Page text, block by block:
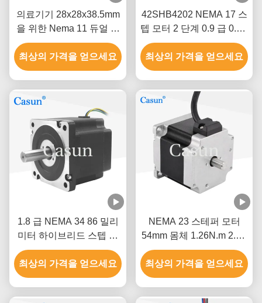
의료기기 28x28x38.5mm
을 위한 Nema 11 듀얼 원
축 스테핑 모터
최상의 가격을 얻으세요
42SHB4202 NEMA 17 스
텝 모터 2 단계 0.9 급 0.8A
0.13N.M 4는 현명한 장비
를 전보로 청구합니다
최상의 가격을 얻으세요
1.8 급 NEMA 34 86 밀리
미터 하이브리드 스텝 모
터 길이 5N.M Cnc 장비 스
테핑 모터
최상의 가격을 얻으세요
NEMA 23 스테퍼 모터
54mm 몸체 1.26N.m 2.8A
CNC용 듀얼 샤프트
최상의 가격을 얻으세요